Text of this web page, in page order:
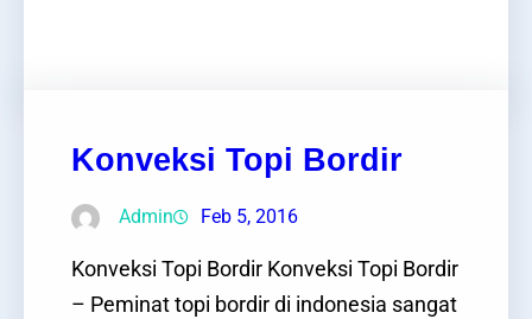
Konveksi Topi Bordir
Admin Feb 5, 2016
Konveksi Topi Bordir Konveksi Topi Bordir
– Peminat topi bordir di indonesia sangat